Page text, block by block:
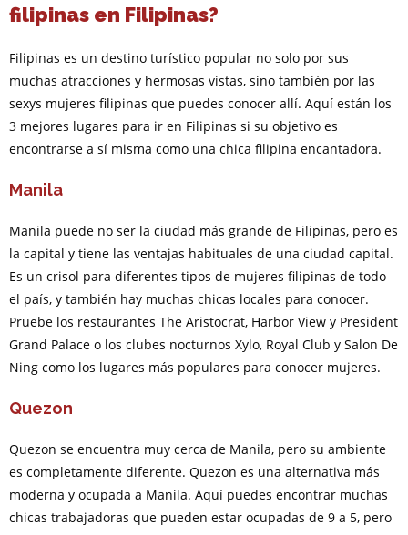
filipinas en Filipinas?
Filipinas es un destino turístico popular no solo por sus
muchas atracciones y hermosas vistas, sino también por las
sexys mujeres filipinas que puedes conocer allí. Aquí están los
3 mejores lugares para ir en Filipinas si su objetivo es
encontrarse a sí misma como una chica filipina encantadora.
Manila
Manila puede no ser la ciudad más grande de Filipinas, pero es
la capital y tiene las ventajas habituales de una ciudad capital.
Es un crisol para diferentes tipos de mujeres filipinas de todo
el país, y también hay muchas chicas locales para conocer.
Pruebe los restaurantes The Aristocrat, Harbor View y President
Grand Palace o los clubes nocturnos Xylo, Royal Club y Salon De
Ning como los lugares más populares para conocer mujeres.
Quezon
Quezon se encuentra muy cerca de Manila, pero su ambiente
es completamente diferente. Quezon es una alternativa más
moderna y ocupada a Manila. Aquí puedes encontrar muchas
chicas trabajadoras que pueden estar ocupadas de 9 a 5, pero